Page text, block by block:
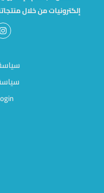
إلكترونيات من خلال